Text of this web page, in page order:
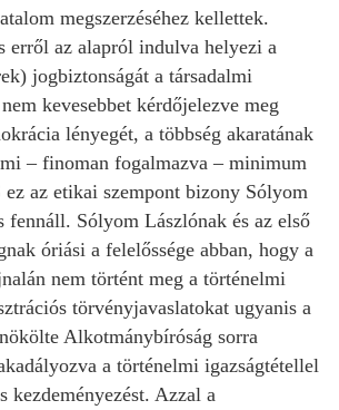
megszerzéséhez kellettek.
erről az alapról indulva helyezi a
jogbiztonságát a társadalmi
kevesebbet kérdőjelezve meg
lényegét, a többség akaratának
– finoman fogalmazva – minimum
az etikai szempont bizony Sólyom
fennáll. Sólyom Lászlónak és az első
óriási a felelőssége abban, hogy a
nem történt meg a történelmi
törvényjavaslatokat ugyanis a
Alkotmánybíróság sorra
a történelmi igazságtétellel
kezdeményezést. Azzal a